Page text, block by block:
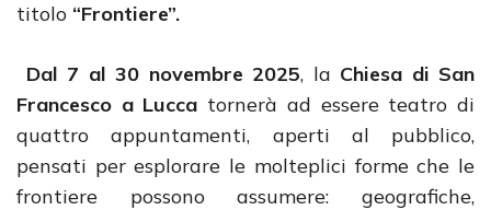
titolo “Frontiere”.
Dal 7 al 30 novembre 2025, la Chiesa di San
Francesco a Lucca tornerà ad essere teatro di
quattro appuntamenti, aperti al pubblico,
pensati per esplorare le molteplici forme che le
frontiere possono assumere: geografiche,